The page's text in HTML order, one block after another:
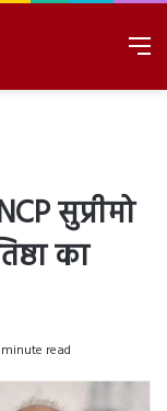
सुप्रीमो
का
minute read